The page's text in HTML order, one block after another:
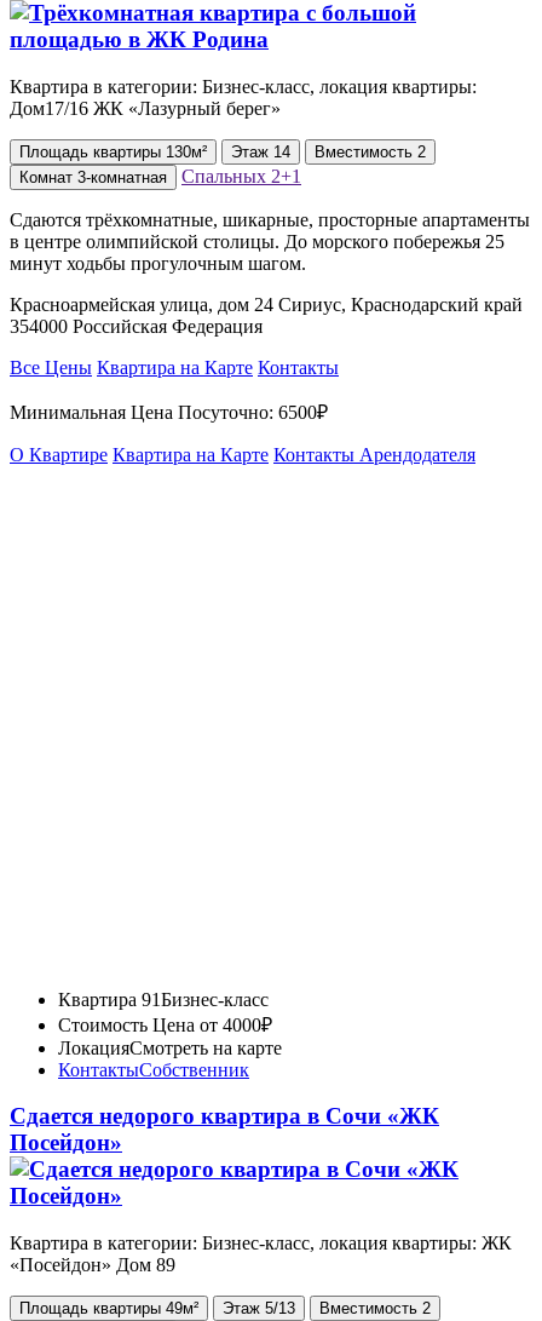
Квартира в категории: Бизнес-класс, локация квартиры:
Дом17/16 ЖК «Лазурный берег»
Площадь квартиры 130м² Этаж 14 Вместимость 2
Комнат 3-комнатная Спальных 2+1
Сдаются трёхкомнатные, шикарные, просторные апартаменты
в центре олимпийской столицы. До морского побережья 25
минут ходьбы прогулочным шагом.
Красноармейская улица, дом 24 Сириус, Краснодарский край
354000 Российская Федерация
Все Цены Квартира на Карте Контакты
Минимальная Цена Посуточно: 6500₽
О Квартире Квартира на Карте Контакты Арендодателя
Квартира 91Бизнес-класс
Стоимость Цена от 4000₽
ЛокацияСмотреть на карте
КонтактыСобственник
Сдается недорого квартира в Сочи «ЖК
Посейдон»
Квартира в категории: Бизнес-класс, локация квартиры: ЖК
«Посейдон» Дом 89
Площадь квартиры 49м² Этаж 5/13 Вместимость 2